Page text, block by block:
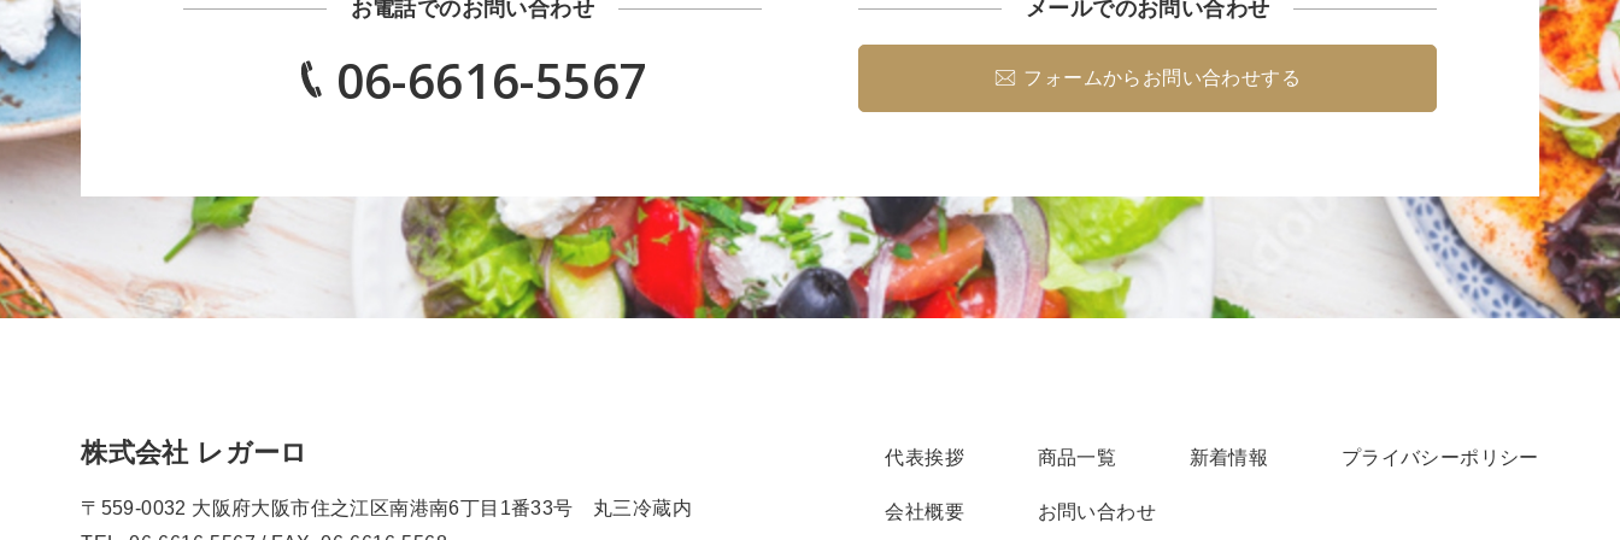
お電話でのお問い合わせ
06-6616-5567
メールでのお問い合わせ
フォームからお問い合わせする
株式会社 レガーロ
〒559-0032 大阪府大阪市住之江区南港南6丁目1番33号 丸三冷蔵内
代表挨拶 商品一覧 新着情報 プライバシーポリシー
会社概要 お問い合わせ